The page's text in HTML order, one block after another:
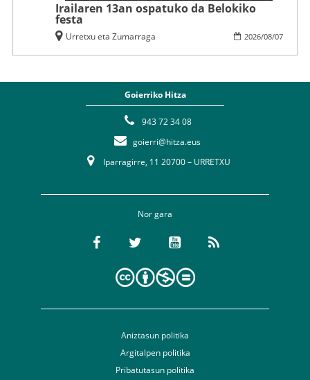
Irailaren 13an ospatuko da Belokiko
festa
2026/08/07
Urretxu eta Zumarraga
Goierriko Hitza
943 72 34 08
goierri@hitza.eus
Iparragirre, 11 20700 – URRETXU
Nor gara
Aniztasun politika
Argitalpen politika
Pribatutasun politika